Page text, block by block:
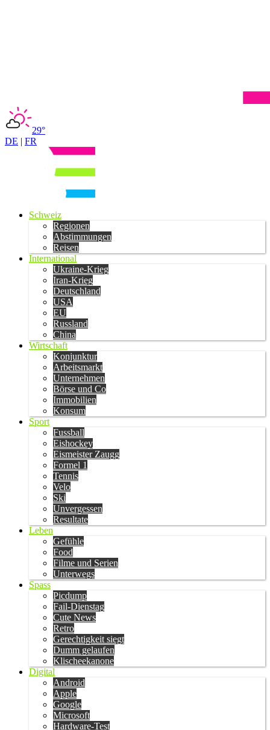
29°
DE | FR
Schweiz
Regionen
Abstimmungen
Reisen
International
Ukraine-Krieg
Iran-Krieg
Deutschland
USA
EU
Russland
China
Wirtschaft
Konjunktur
Arbeitsmarkt
Unternehmen
Börse und Co
Immobilien
Konsum
Sport
Fussball
Eishockey
Eismeister Zaugg
Formel 1
Tennis
Velo
Ski
Unvergessen
Resultate
Leben
Gefühle
Food
Filme und Serien
Unterwegs
Spass
Picdump
Fail-Dienstag
Cute News
Retro
Gerechtigkeit siegt
Dumm gelaufen
Klischeekanone
Digital
Android
Apple
Google
Microsoft
Hardware-Test